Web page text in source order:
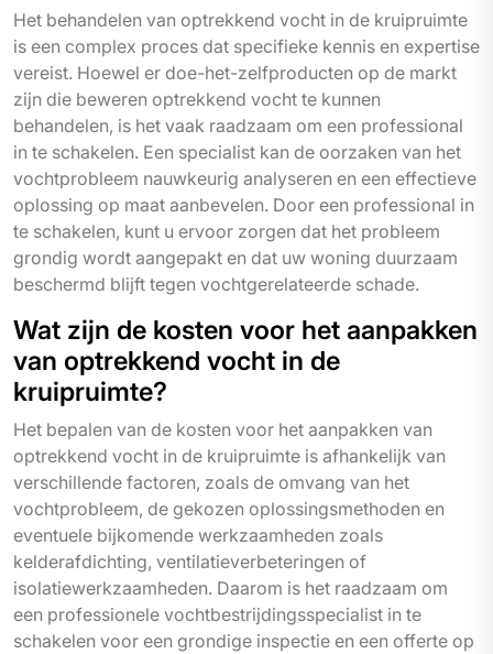
Het behandelen van optrekkend vocht in de kruipruimte
is een complex proces dat specifieke kennis en expertise
vereist. Hoewel er doe-het-zelfproducten op de markt
zijn die beweren optrekkend vocht te kunnen
behandelen, is het vaak raadzaam om een professional
in te schakelen. Een specialist kan de oorzaken van het
vochtprobleem nauwkeurig analyseren en een effectieve
oplossing op maat aanbevelen. Door een professional in
te schakelen, kunt u ervoor zorgen dat het probleem
grondig wordt aangepakt en dat uw woning duurzaam
beschermd blijft tegen vochtgerelateerde schade.
Wat zijn de kosten voor het aanpakken
van optrekkend vocht in de
kruipruimte?
Het bepalen van de kosten voor het aanpakken van
optrekkend vocht in de kruipruimte is afhankelijk van
verschillende factoren, zoals de omvang van het
vochtprobleem, de gekozen oplossingsmethoden en
eventuele bijkomende werkzaamheden zoals
kelderafdichting, ventilatieverbeteringen of
isolatiewerkzaamheden. Daarom is het raadzaam om
een professionele vochtbestrijdingsspecialist in te
schakelen voor een grondige inspectie en een offerte op